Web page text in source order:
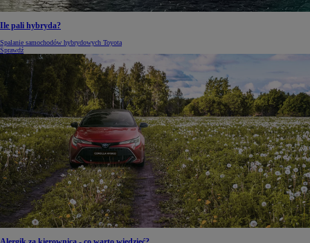
Ile pali hybryda?
Spalanie samochodów hybrydowych Toyota
Sprawdź